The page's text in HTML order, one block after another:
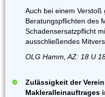
Auch bei einem Verstoß
Beratungspflichten des
Schadensersatzpflicht
ausschließendes
OLG Hamm, AZ: 18 U
Zulässigkeit der
Makleralleinauftrages